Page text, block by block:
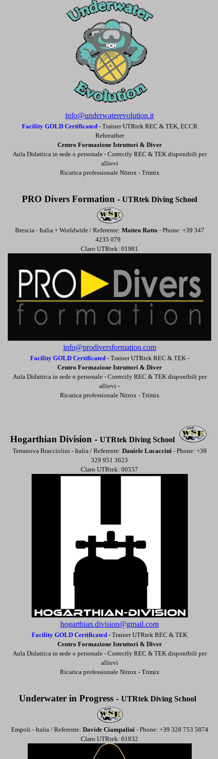
info@underwaterevolution.it
Facility GOLD Certificated- Trainer UTRtek REC & TEK, ECCR
Rebreather
Centro Formazione Istruttori & Diver
Aula Didattica in sede o personale -Correctly REC & TEK disponibili per
allievi
Ricarica professionale Nitrox - Trimix
PRO Divers Formation - UTRtek Diving School
Brescia - Italia + Worldwide / Referente: Matteo Ratto - Phone: +39 347
4235 079
Claro UTRtek: 01981
info@prodiversformation.com
Facility GOLD Certificated- Trainer UTRtek REC & TEK -
Centro Formazione Istruttori & Diver
Aula Didattica in sede o personale -Correctly REC & TEK disponibili per
allievi -
Ricarica professionale Nitrox - Trimix
Hogarthian Division -UTRtek Diving School
Terranova Bracciolini - Italia / Referente: Daniele Lucaccini- Phone: +39
329 951 3623
Claro UTRtek: 00557
hogarthian.division@gmail.com
Facility GOLD Certificated - Trainer UTRtek REC & TEK
Centro Formazione Istruttori & Diver
Aula Didattica in sede o personale -Correctly REC & TEK disponibili per
allievi
Ricarica professionale Nitrox - Trimix
Underwater in Progress -UTRtek Diving School
Empoli - Italia / Referente: Davide Ciampalini- Phone: +39 328 753 5874
Claro UTRtek: 01832